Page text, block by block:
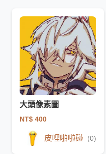
大頭像素圖
NT$ 400
皮哩啪啦碰 (0)